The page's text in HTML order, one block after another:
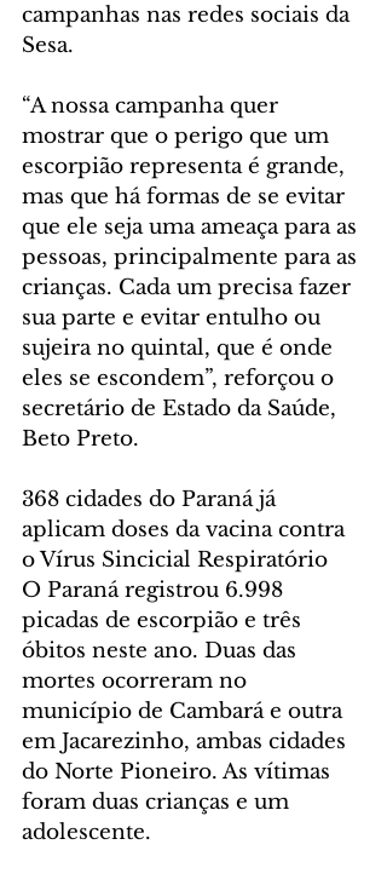
campanhas nas redes sociais da
Sesa.
“A nossa campanha quer
mostrar que o perigo que um
escorpião representa é grande,
mas que há formas de se evitar
que ele seja uma ameaça para as
pessoas, principalmente para as
crianças. Cada um precisa fazer
sua parte e evitar entulho ou
sujeira no quintal, que é onde
eles se escondem”, reforçou o
secretário de Estado da Saúde,
Beto Preto.
368 cidades do Paraná já
aplicam doses da vacina contra
o Vírus Sincicial Respiratório
O Paraná registrou 6.998
picadas de escorpião e três
óbitos neste ano. Duas das
mortes ocorreram no
município de Cambará e outra
em Jacarezinho, ambas cidades
do Norte Pioneiro. As vítimas
foram duas crianças e um
adolescente.